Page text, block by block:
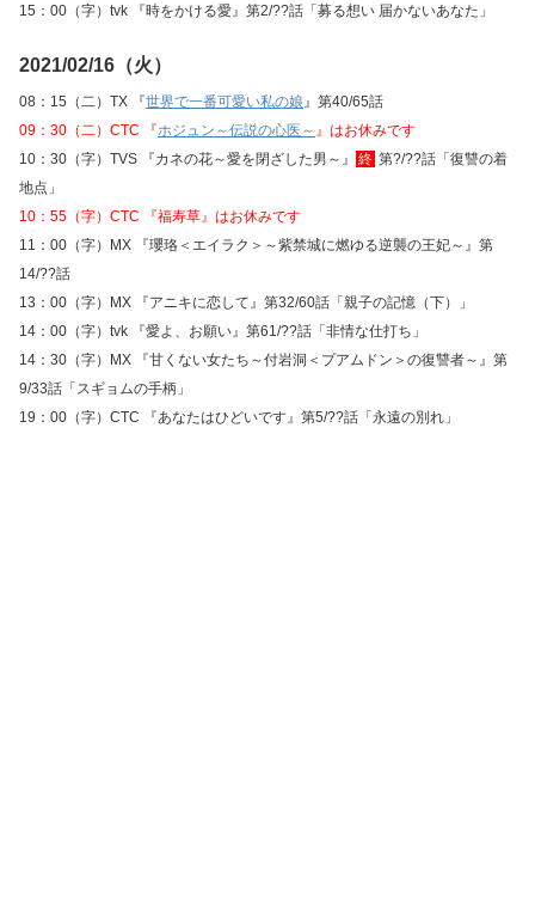
15：00（字）tvk 『時をかける愛』第2/??話「募る想い 届かないあなた」
2021/02/16（火）
08：15（二）TX 『世界で一番可愛い私の娘 』第40/65話
09：30（二）CTC 『ホジュン～伝説の心医～ 』はお休みです
10：30（字）TVS 『カネの花～愛を閉ざした男～』
終 第?/??話「復讐の着
地点」
10：55（字）CTC 『福寿草』はお休みです
11：00（字）MX 『瓔珞＜エイラク＞～紫禁城に燃ゆる逆襲の王妃～』第
14/??話
13：00（字）MX 『アニキに恋して』第32/60話「親子の記憶（下）」
14：00（字）tvk 『愛よ、お願い』第61/??話「非情な仕打ち」
14：30（字）MX 『甘くない女たち～付岩洞＜プアムドン＞の復讐者～』第
9/33話「スギョムの手柄」
19：00（字）CTC 『あなたはひどいです』第5/??話「永遠の別れ」